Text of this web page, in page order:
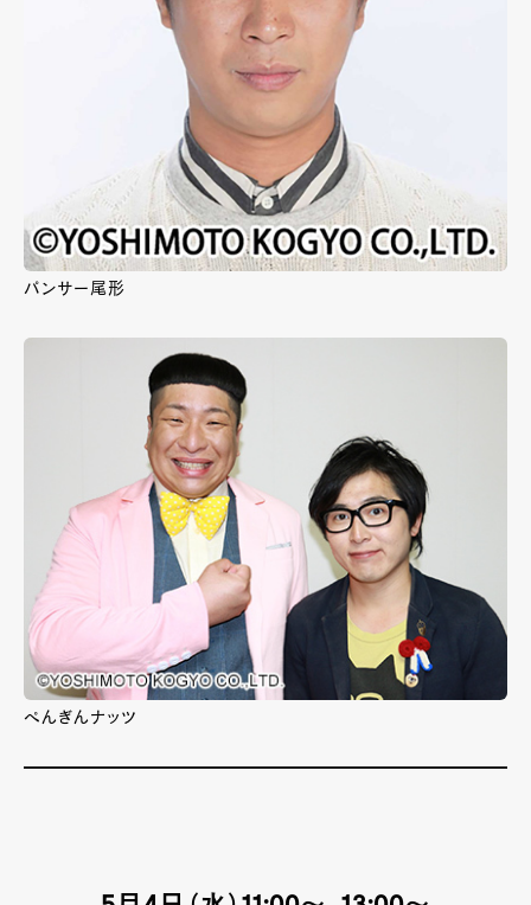
パンサー尾形
ぺんぎんナッツ